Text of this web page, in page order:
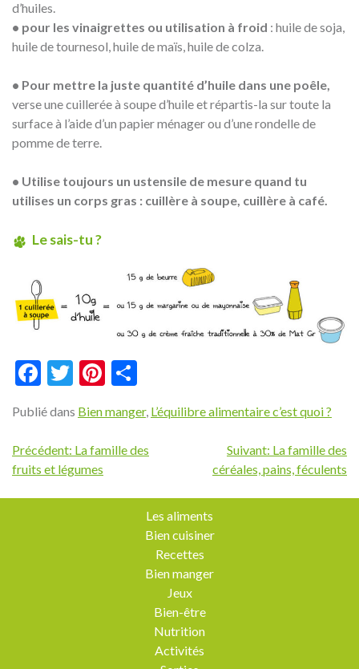
d’huiles.
• pour les vinaigrettes ou utilisation à froid : huile de soja,
huile de tournesol, huile de maïs, huile de colza.
• Pour mettre la juste quantité d’huile dans une poêle,
verse une cuillerée à soupe d’huile et répartis-la sur toute la
surface à l’aide d’un papier ménager ou d’une rondelle de
pomme de terre.
• Utilise toujours un ustensile de mesure quand tu
utilises un corps gras : cuillère à soupe, cuillère à café.
Le sais-tu ?
Facebook
TwitterPinterest
Publié dans Bien manger, L’équilibre alimentaire c’est quoi ?
Navigation
de
l’article
Précédent: La famille des
fruits et légumes
Suivant: La famille des
céréales, pains, féculents
Les aliments
Bien cuisiner
Recettes
Bien manger
Jeux
Bien-être
Nutrition
Activités